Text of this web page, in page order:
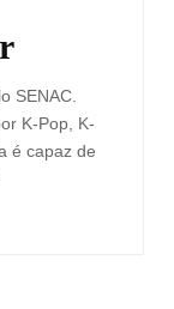
SENAC.
K-Pop, K-
é capaz de